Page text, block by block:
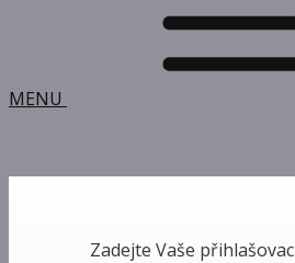
MENU
Zadejte Vaše